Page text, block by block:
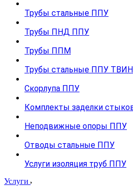
Трубы стальные ППУ
Трубы ПНД ППУ
Трубы ППМ
Трубы стальные ППУ
Скорлупа ППУ
Комплекты заделки
Неподвижные опоры ППУ
Отводы стальные ППУ
Услуги изоляция труб ППУ
Услуги